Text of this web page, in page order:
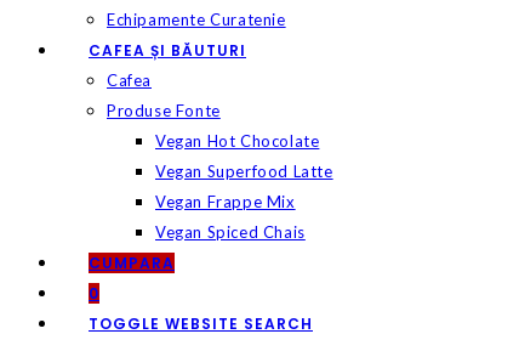
Echipamente Curatenie
CAFEA ȘI BĂUTURI
Cafea
Produse Fonte
Vegan Hot Chocolate
Vegan Superfood Latte
Vegan Frappe Mix
Vegan Spiced Chais
CUMPARA
0
TOGGLE WEBSITE SEARCH